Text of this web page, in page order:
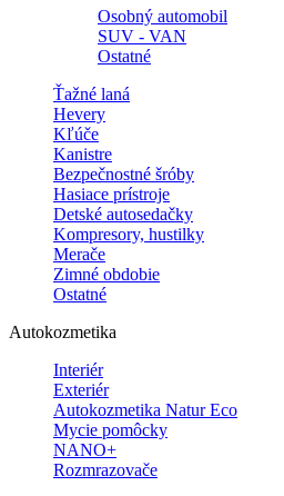
Osobný automobil
SUV - VAN
Ostatné
Ťažné laná
Hevery
Kľúče
Kanistre
Bezpečnostné šróby
Hasiace prístroje
Detské autosedačky
Kompresory, hustilky
Merače
Zimné obdobie
Ostatné
Autokozmetika
Interiér
Exteriér
Autokozmetika Natur Eco
Mycie pomôcky
NANO+
Rozmrazovače